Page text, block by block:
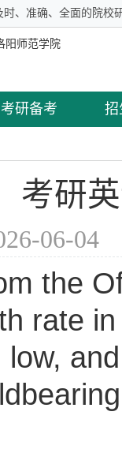
、准确、全面的院校
考研备考 招
考研
06-
the
rate